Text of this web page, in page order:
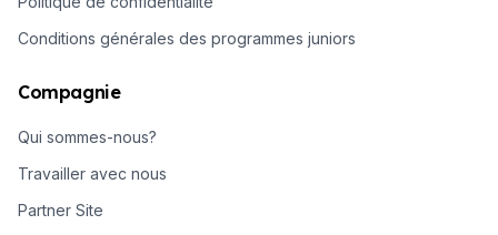
Conditions générales des programmes juniors
Compagnie
Qui sommes-nous?
Travailler avec nous
Partner Site